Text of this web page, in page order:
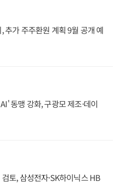
추가 주주환원 계획 9월 공개 예
동맹 강화, 구광모 제조·데이
토, 삼성전자·SK하이닉스 HB